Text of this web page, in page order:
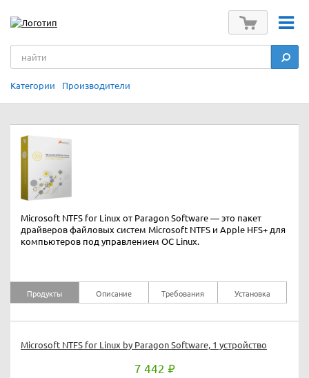
Категории Производители
Microsoft NTFS for Linux от Paragon Software — это пакет
драйверов файловых систем Microsoft NTFS и Apple HFS+ для
компьютеров под управлением ОС Linux.
Продукты Описание Требования Установка
Microsoft NTFS for Linux by Paragon Software, 1 устройство
7 442